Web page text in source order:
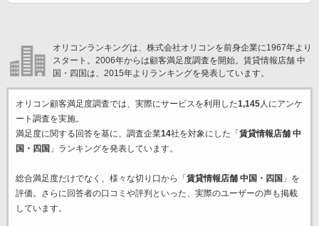
オリコンランキングは、株式会社オリコンを前身企業に1967年より
スタート。2006年からは顧客満足度調査を開始。賃貸情報店舗 中
国・四国は、2015年よりランキングを発表しています。
オリコン顧客満足度調査では、実際にサービスを利用した1,145人にアンケ
ート調査を実施。
満足度に関する回答を基に、調査企業14社を対象にした「 賃貸情報店舗 中
国・四国 」ランキングを発表しています。
総合満足度だけでなく、様々な切り口から「 賃貸情報店舗 中国・四国 」を
評価。さらに回答者の口コミや評判といった、実際のユーザーの声も掲載
しています。